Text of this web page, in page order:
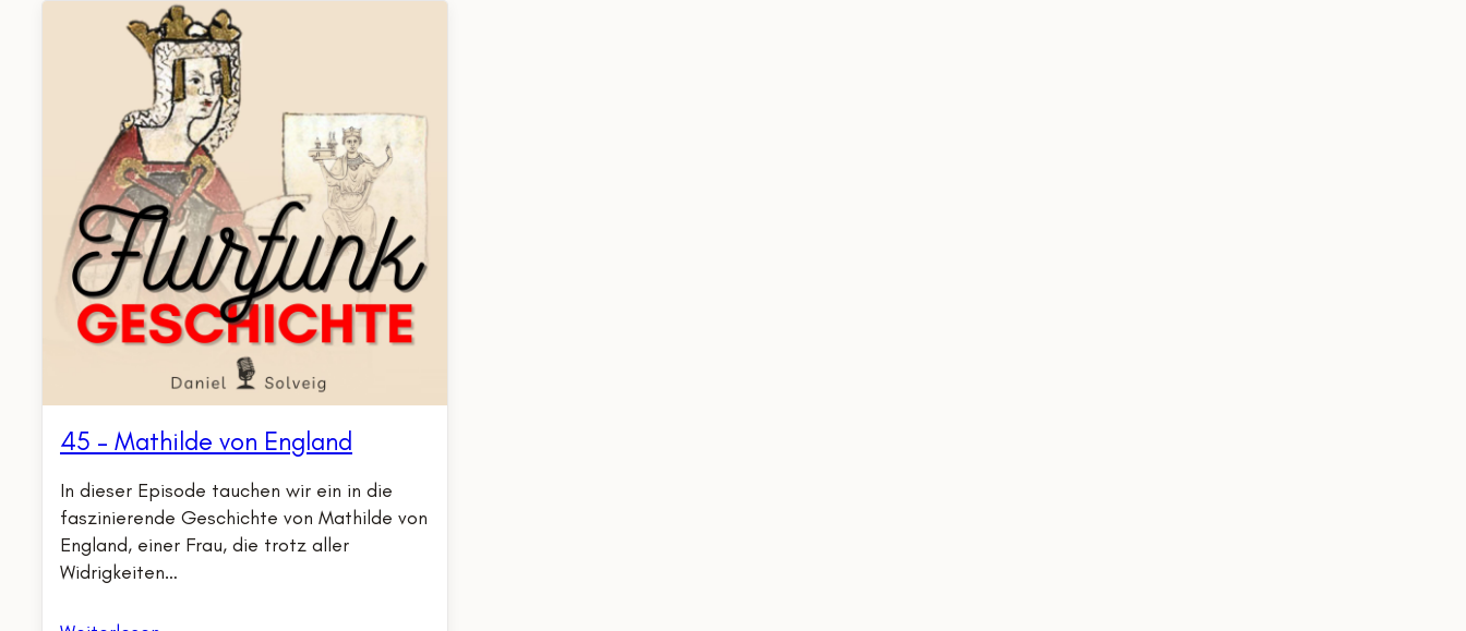
45 – Mathilde von England
In dieser Episode tauchen wir ein in die
faszinierende Geschichte von Mathilde von
England, einer Frau, die trotz aller
Widrigkeiten…